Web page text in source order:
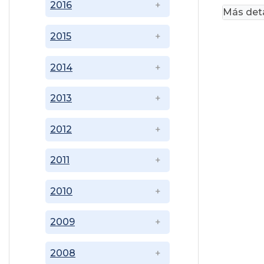
2008
2009
2010
2011
2012
2013
2014
2015
2016
Más